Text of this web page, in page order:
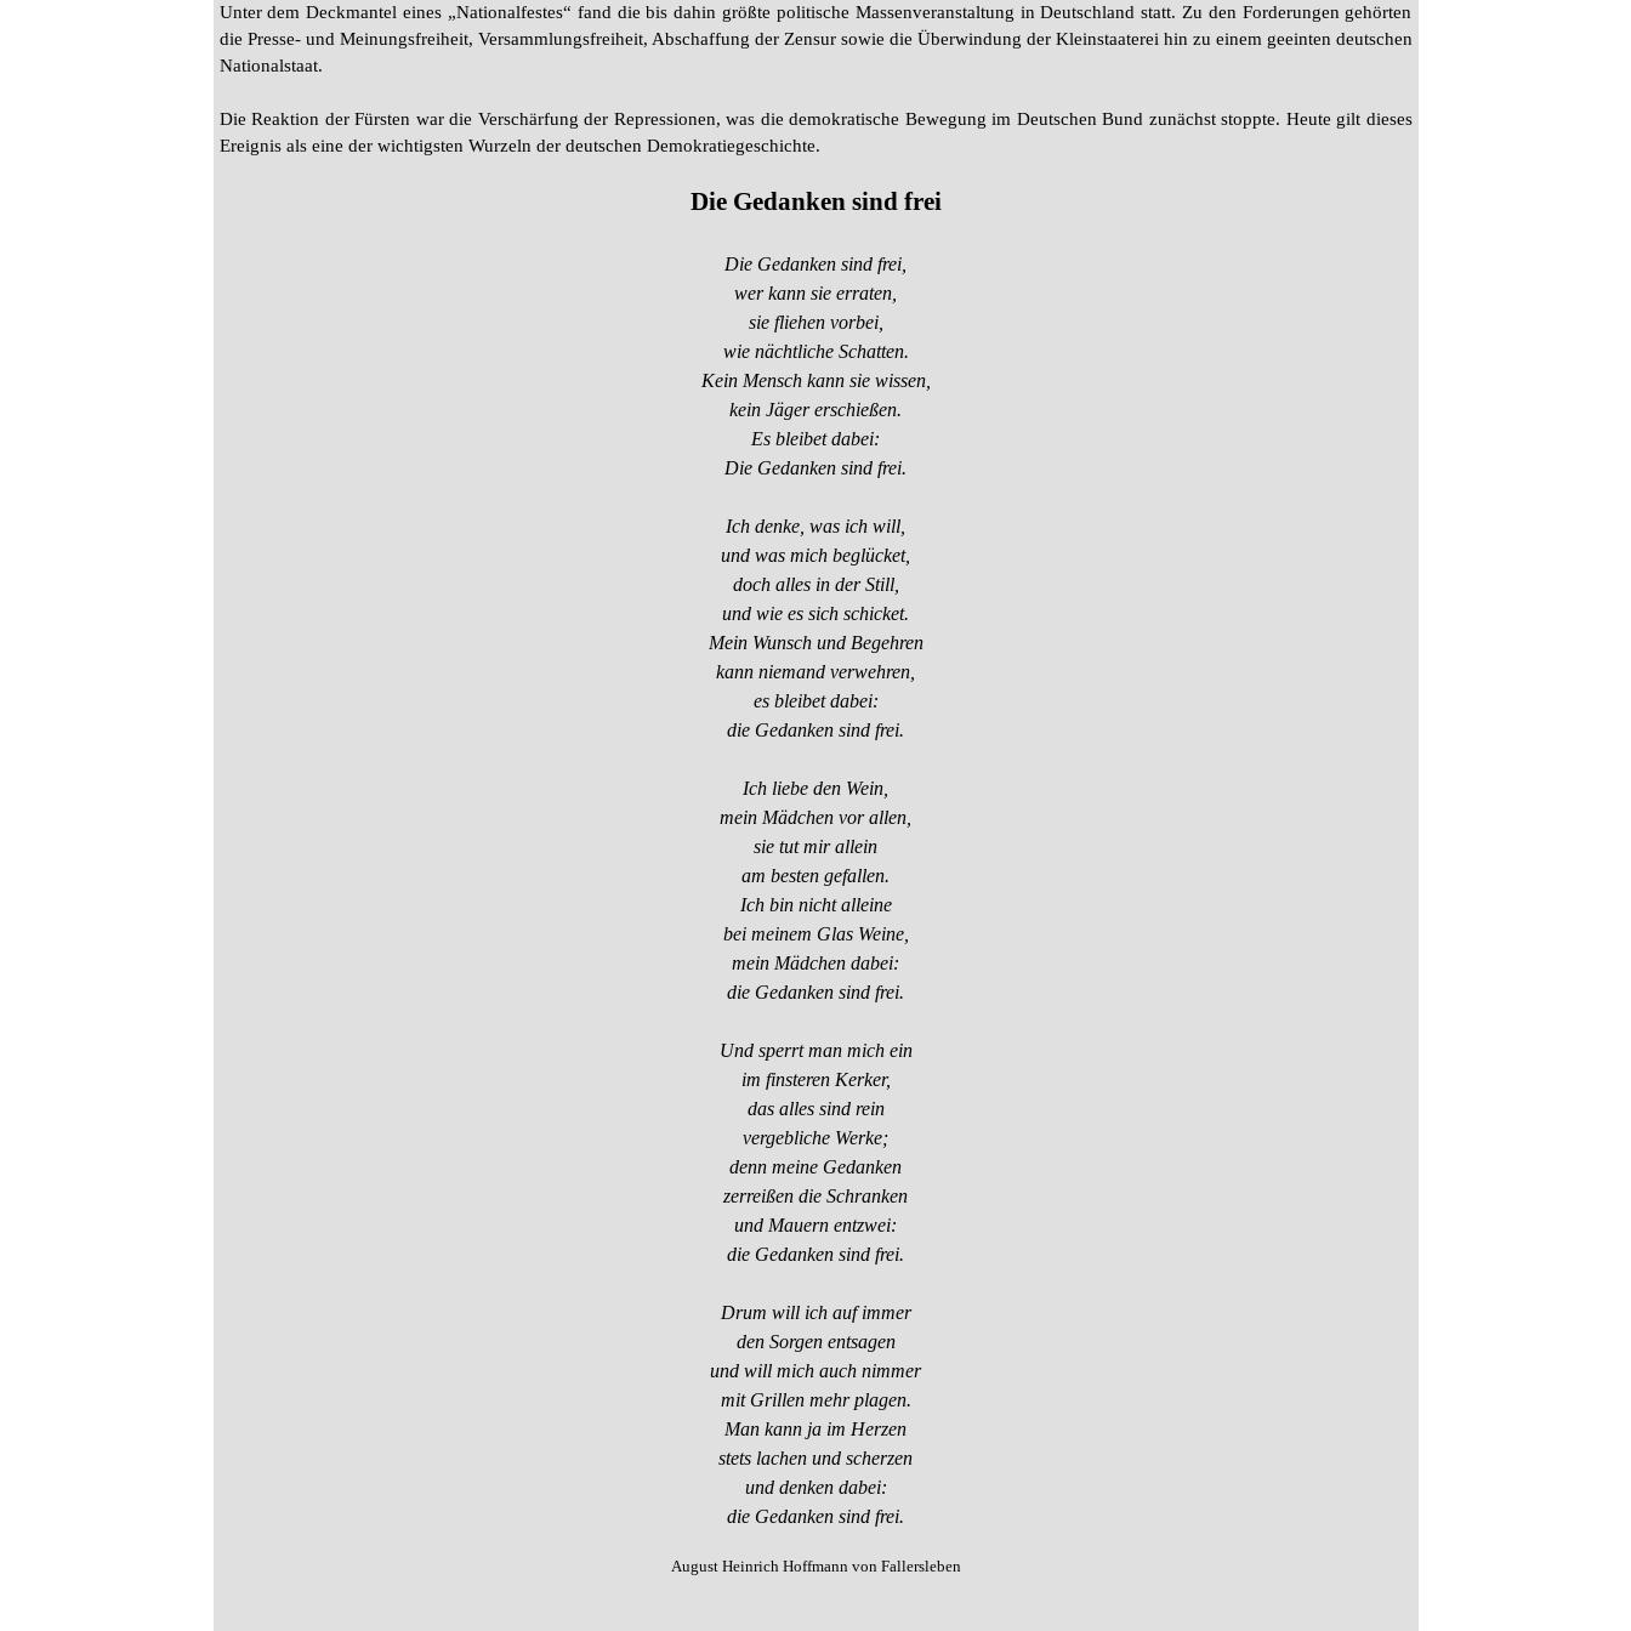
Unter dem Deckmantel eines „Nationalfestes“ fand die bis dahin größte politische Massenveranstaltung in Deutschland statt. Zu den Forderungen gehörten
die Presse- und Meinungsfreiheit, Versammlungsfreiheit, Abschaffung der Zensur sowie die Überwindung der Kleinstaaterei hin zu einem geeinten deutschen
Nationalstaat.
Die Reaktion der Fürsten war die Verschärfung der Repressionen, was die demokratische Bewegung im Deutschen Bund zunächst stoppte. Heute gilt dieses
Ereignis als eine der wichtigsten Wurzeln der deutschen Demokratiegeschichte.
Die Gedanken sind frei
Die Gedanken sind frei,
wer kann sie erraten,
sie fliehen vorbei,
wie nächtliche Schatten.
Kein Mensch kann sie wissen,
kein Jäger erschießen.
Es bleibet dabei:
Die Gedanken sind frei.
Ich denke, was ich will,
und was mich beglücket,
doch alles in der Still,
und wie es sich schicket.
Mein Wunsch und Begehren
kann niemand verwehren,
es bleibet dabei:
die Gedanken sind frei.
Ich liebe den Wein,
mein Mädchen vor allen,
sie tut mir allein
am besten gefallen.
Ich bin nicht alleine
bei meinem Glas Weine,
mein Mädchen dabei:
die Gedanken sind frei.
Und sperrt man mich ein
im finsteren Kerker,
das alles sind rein
vergebliche Werke;
denn meine Gedanken
zerreißen die Schranken
und Mauern entzwei:
die Gedanken sind frei.
Drum will ich auf immer
den Sorgen entsagen
und will mich auch nimmer
mit Grillen mehr plagen.
Man kann ja im Herzen
stets lachen und scherzen
und denken dabei:
die Gedanken sind frei.
August Heinrich Hoffmann von Fallersleben